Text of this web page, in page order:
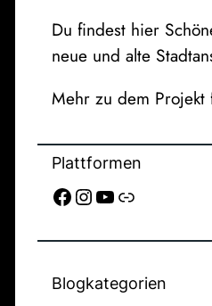
Du findest hier
neue und alte
Mehr zu dem Projekt
Plattformen
Facebook Instagram YouTube Link
Blogkategorien